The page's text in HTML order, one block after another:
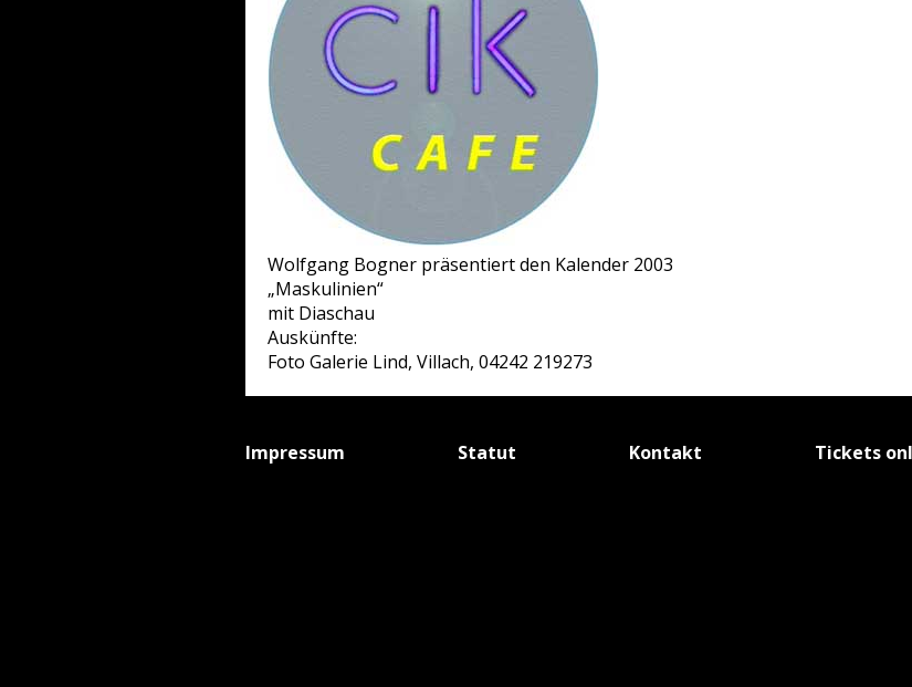
Wolfgang Bogner präsentiert den Kalender 2003
„Maskulinien“
mit Diaschau
Auskünfte:
Foto Galerie Lind, Villach, 04242 219273
Impressum Statut Kontakt Tickets